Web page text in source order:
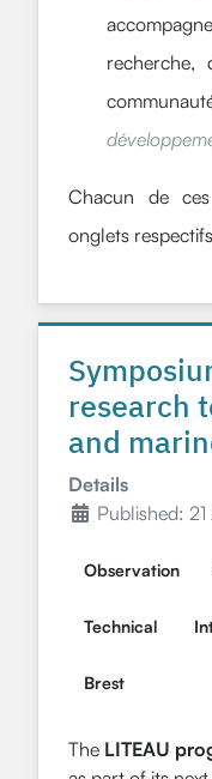
recherche,
Chacun de
onglets
research
and
Details
Published:
Observation
Technical
Brest
The LITEAU